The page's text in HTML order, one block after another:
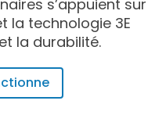
s’appuient sur
la technologie 3E
la durabilité.